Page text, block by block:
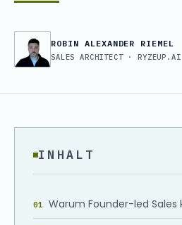
ROBIN ALEXANDER RIEMEL
SALES ARCHITECT · RYZEUP.AI
INHALT
Warum Founder-led Sales